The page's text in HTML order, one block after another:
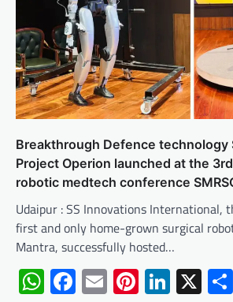
Breakthrough Defence technology
Project Operion launched at the
robotic medtech conference
Udaipur : SS Innovations International,
first and only home-grown surgical
Mantra, successfully hosted…
WhatsApp
Facebook
EmailPinterest
X